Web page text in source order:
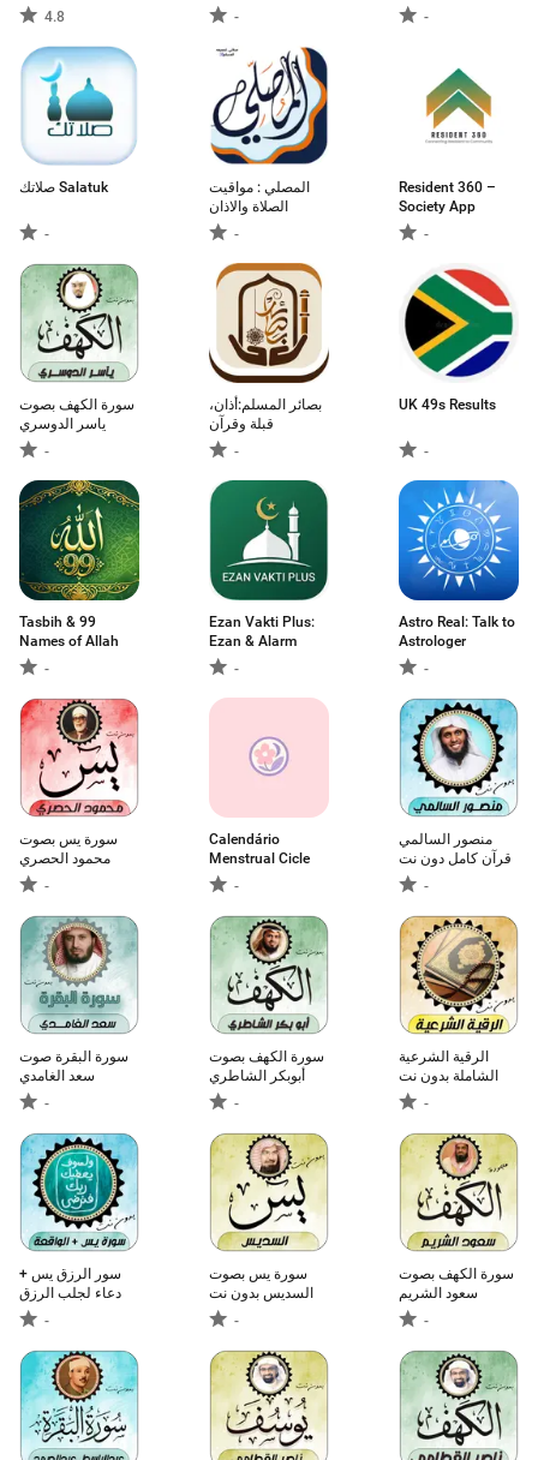
4.8
-
-
صلاتك Salatuk
-
المصلي : مواقيت
الصلاة والاذان
-
Resident 360 –
Society App
-
سورة الكهف بصوت
ياسر الدوسري
-
بصائر المسلم:أذان،
قبلة وقرآن
-
UK 49s Results
-
Tasbih & 99
Names of Allah
-
Ezan Vakti Plus:
Ezan & Alarm
-
Astro Real: Talk to
Astrologer
-
سورة يس بصوت
محمود الحصري
-
Calendário
Menstrual Cicle
-
منصور السالمي
قرآن كامل دون نت
-
سورة البقرة صوت
سعد الغامدي
-
سورة الكهف بصوت
أبوبكر الشاطري
-
الرقية الشرعية
الشاملة بدون نت
-
سور الرزق يس +
دعاء لجلب الرزق
-
سورة يس بصوت
السديس بدون نت
-
سورة الكهف بصوت
سعود الشريم
-